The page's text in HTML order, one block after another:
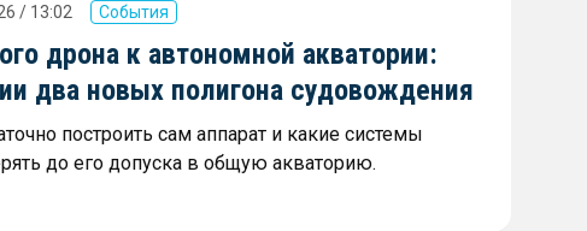
/ 13:02 События
дрона к автономной акватории:
два новых полигона судовождения
построить сам аппарат и какие системы
до его допуска в общую акваторию.